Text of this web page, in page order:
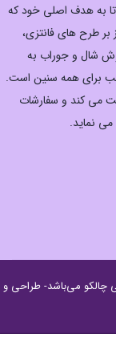
به هدف اصلی خود که
طرح های فانتزی،
شال و جوراب به
برای همه سنین است.
می کند و سفارشات
نماید.
چالکو می‌باشد- طراحی و